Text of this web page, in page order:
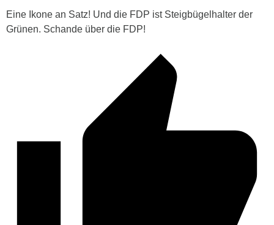
Eine Ikone an Satz! Und die FDP ist Steigbügelhalter der
Grünen. Schande über die FDP!